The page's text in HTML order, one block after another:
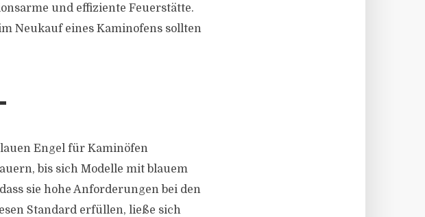
und effiziente Feuerstätte.
Neukauf eines Kaminofens sollten
Engel für Kaminöfen
bis sich Modelle mit blauem
sie hohe Anforderungen bei den
Standard erfüllen, ließe sich